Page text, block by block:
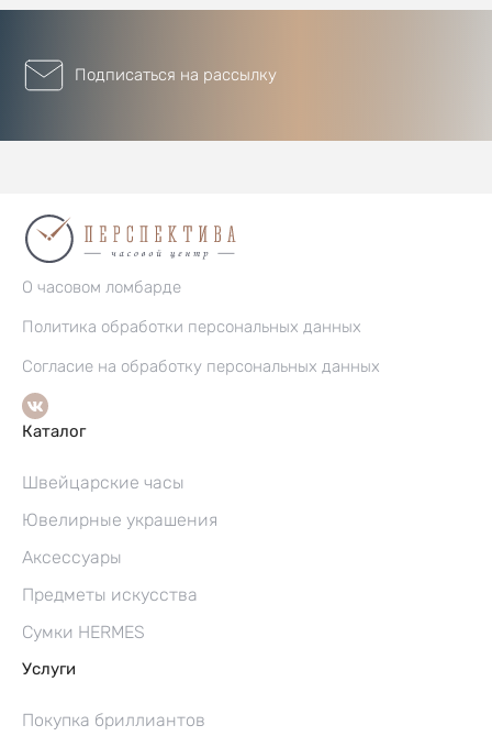
Подписаться на рассылку
О часовом ломбарде
Политика обработки персональных данных
Согласие на обработку персональных данных
Каталог
Швейцарские часы
Ювелирные украшения
Аксессуары
Предметы искусства
Сумки HERMES
Услуги
Покупка бриллиантов